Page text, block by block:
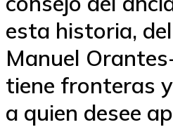
esta historia,
Manuel
tiene fronteras
a quien desee